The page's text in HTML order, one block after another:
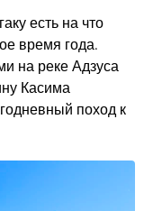
есть на что
время года.
на реке Адзуса
Касима
поход к